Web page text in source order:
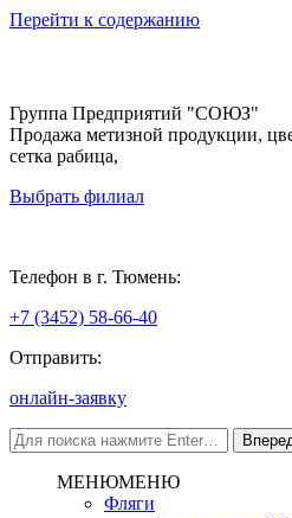
Перейти к содержанию
Группа Предприятий "СОЮЗ"
Продажа метизной продукции,
сетка рабица,
Выбрать филиал
Телефон в г. Тюмень:
+7 (3452) 58-66-40
Отправить:
онлайн-заявку
МЕНЮМЕНЮ
Фляги